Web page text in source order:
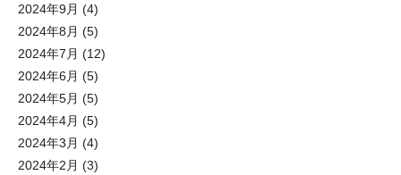
2024年9月 (4)
2024年8月 (5)
2024年7月 (12)
2024年6月 (5)
2024年5月 (5)
2024年4月 (5)
2024年3月 (4)
2024年2月 (3)